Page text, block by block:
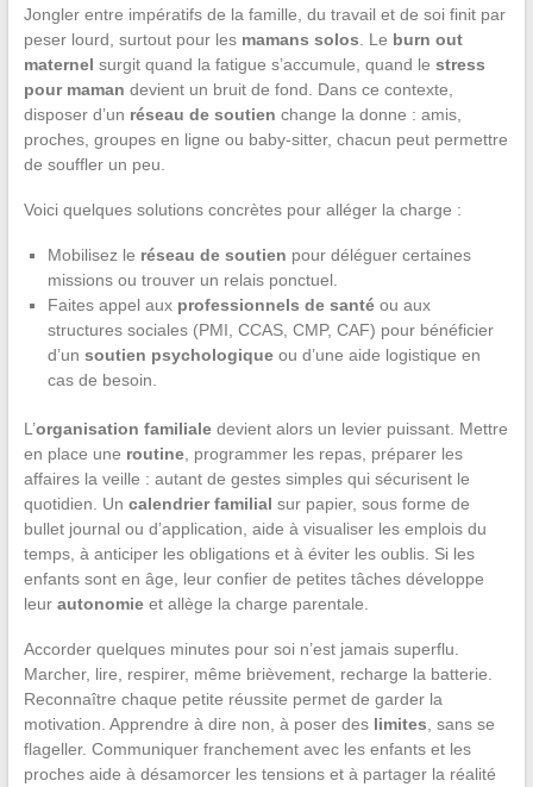
Jongler entre impératifs de la famille, du travail et de soi finit par
peser lourd, surtout pour les mamans solos . Le burn out
maternel surgit quand la fatigue s’accumule, quand le stress
pour maman devient un bruit de fond. Dans ce contexte,
disposer d’un réseau de soutien change la donne : amis,
proches, groupes en ligne ou baby-sitter, chacun peut permettre
de souffler un peu.
Voici quelques solutions concrètes pour alléger la charge :
Mobilisez le réseau de soutien pour déléguer certaines
missions ou trouver un relais ponctuel.
Faites appel aux professionnels de santéou aux
structures sociales (PMI, CCAS, CMP, CAF) pour bénéficier
d’un soutien psychologiqueou d’une aide logistique en
cas de besoin.
L’organisation familialedevient alors un levier puissant. Mettre
en place une routine, programmer les repas, préparer les
affaires la veille : autant de gestes simples qui sécurisent le
quotidien. Un calendrier familial sur papier, sous forme de
bullet journal ou d’application, aide à visualiser les emplois du
temps, à anticiper les obligations et à éviter les oublis. Si les
enfants sont en âge, leur confier de petites tâches développe
leur autonomieet allège la charge parentale.
Accorder quelques minutes pour soi n’est jamais superflu.
Marcher, lire, respirer, même brièvement, recharge la batterie.
Reconnaître chaque petite réussite permet de garder la
motivation. Apprendre à dire non, à poser des limites , sans se
flageller. Communiquer franchement avec les enfants et les
proches aide à désamorcer les tensions et à partager la réalité